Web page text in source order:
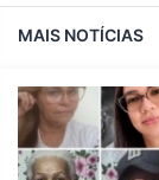
MAIS NOTÍCIAS